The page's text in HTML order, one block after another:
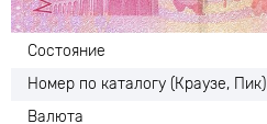
Состояние
Номер по каталогу (Краузе, Пик)
Валюта